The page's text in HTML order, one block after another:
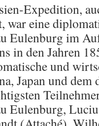
Expedition,
war eine
Eulenburg im
in den Jahren
und
Japan und dem
Eulenburg,